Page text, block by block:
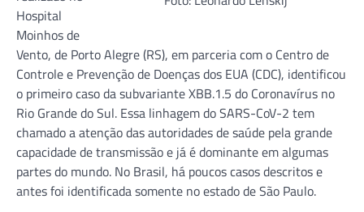
Hospital
Moinhos de
Vento, de Porto Alegre (RS), em parceria com o Centro de
Controle e Prevenção de Doenças dos EUA (CDC), identificou
o primeiro caso da subvariante XBB.1.5 do Coronavírus no
Rio Grande do Sul. Essa linhagem do SARS-CoV-2 tem
chamado a atenção das autoridades de saúde pela grande
capacidade de transmissão e já é dominante em algumas
partes do mundo. No Brasil, há poucos casos descritos e
antes foi identificada somente no estado de São Paulo.